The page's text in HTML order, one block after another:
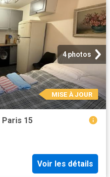
4 photos
MISE À JOUR
Paris 15
Voir les détails